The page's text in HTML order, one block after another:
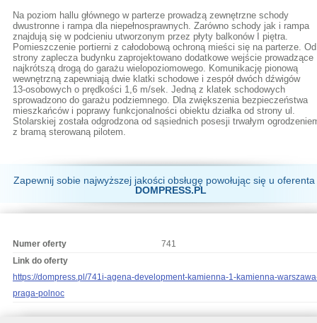
Na poziom hallu głównego w parterze prowadzą zewnętrzne schody
dwustronne i rampa dla niepełnosprawnych. Zarówno schody jak i rampa
znajdują się w podcieniu utworzonym przez płyty balkonów I piętra.
Pomieszczenie portierni z całodobową ochroną mieści się na parterze. Od
strony zaplecza budynku zaprojektowano dodatkowe wejście prowadzące
najkrótszą drogą do garażu wielopoziomowego. Komunikację pionową
wewnętrzną zapewniają dwie klatki schodowe i zespół dwóch dźwigów
13-osobowych o prędkości 1,6 m/sek. Jedną z klatek schodowych
sprowadzono do garażu podziemnego. Dla zwiększenia bezpieczeństwa
mieszkańców i poprawy funkcjonalności obiektu działka od strony ul.
Stolarskiej została odgrodzona od sąsiednich posesji trwałym
z bramą sterowaną pilotem.
Zapewnij sobie najwyższej jakości obsługę powołując się u oferenta
DOMPRESS.PL
Numer oferty
741
Link do oferty
https://dompress.pl/741i-agena-development-kamienna-1-kamienna-
praga-polnoc